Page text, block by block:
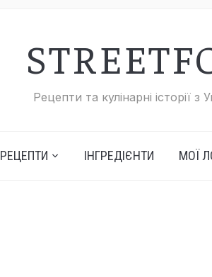
Рецепти та кулінарні історії
РЕЦЕПТИ ІНГРЕДІЄНТИ МОЇ